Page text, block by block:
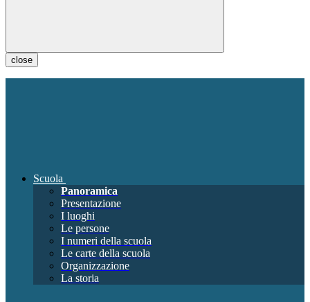
close
Scuola
Panoramica
Presentazione
I luoghi
Le persone
I numeri della scuola
Le carte della scuola
Organizzazione
La storia